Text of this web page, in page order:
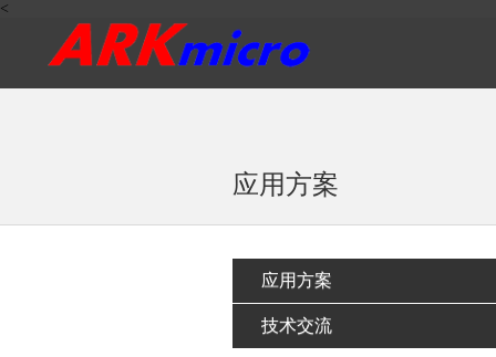
<
应用方案
应用方案
技术交流